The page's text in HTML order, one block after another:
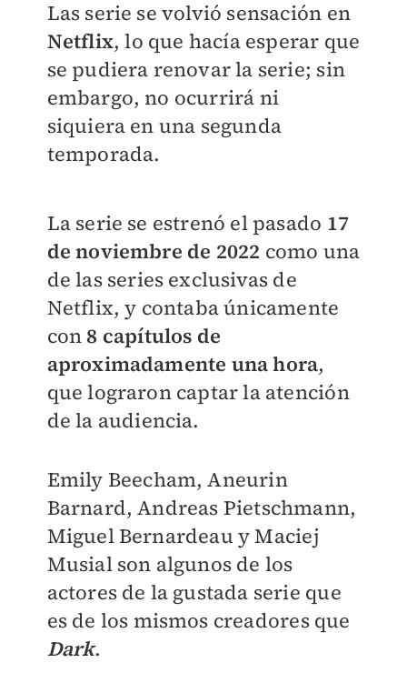
Las serie se volvió sensación en
Netflix, lo que hacía esperar que
se pudiera renovar la serie; sin
embargo, no ocurrirá ni
siquiera en una segunda
temporada.
La serie se estrenó el pasado 17
de noviembre de 2022 como una
de las series exclusivas de
Netflix, y contaba únicamente
con 8 capítulos de
aproximadamente una hora,
que lograron captar la atención
de la audiencia.
Emily Beecham, Aneurin
Barnard, Andreas Pietschmann,
Miguel Bernardeau y Maciej
Musial son algunos de los
actores de la gustada serie que
es de los mismos creadores que
Dark.